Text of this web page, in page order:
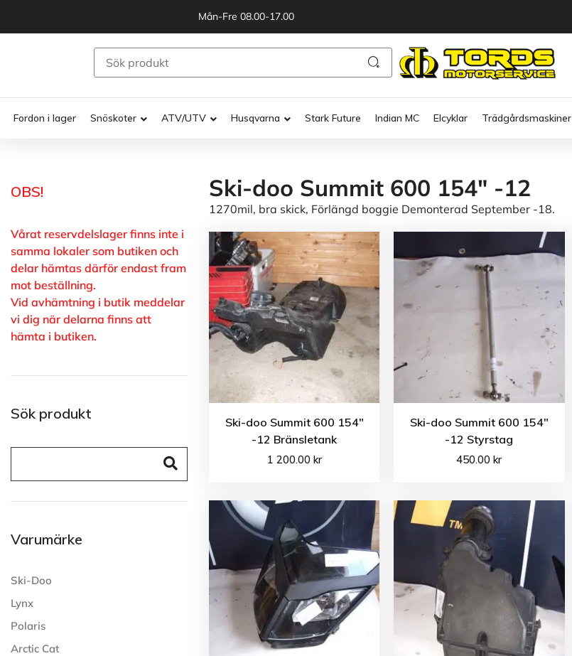
Mån-Fre 08.00-17.00
Fordon i lager Snöskoter ATV/UTV Husqvarna Stark Future Indian MC Elcyklar Trädgårdsmaskiner
OBS!
Vårat reservdelslager finns inte i
samma lokaler som butiken och
delar hämtas därför endast fram
mot beställning.
Vid avhämtning i butik meddelar
vi dig när delarna finns att
hämta i butiken.
Sök produkt
Varumärke
Ski-Doo
Lynx
Polaris
Arctic Cat
Ski-doo Summit 600 154" -12
1270mil, bra skick, Förlängd boggie Demonterad September -18.
Ski-doo Summit 600 154″
-12 Bränsletank
1 200.00 kr
Ski-doo Summit 600 154″
-12 Styrstag
450.00kr